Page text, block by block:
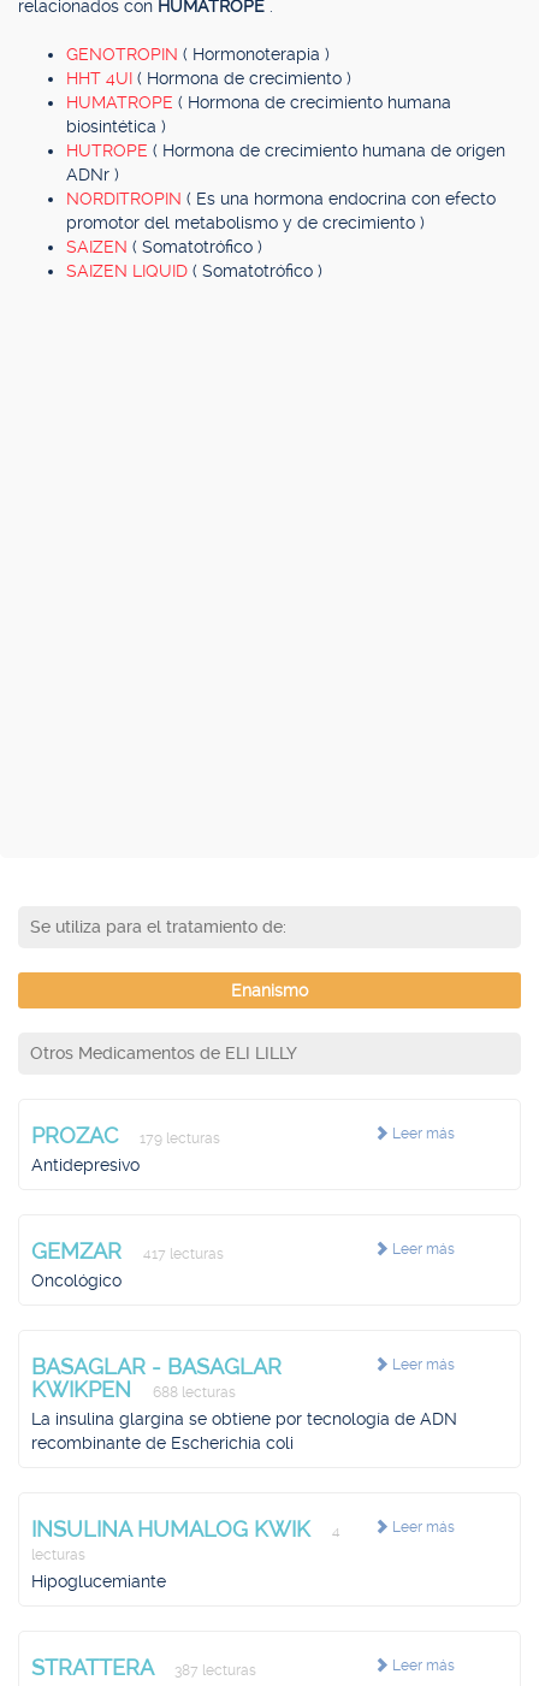
relacionados con HUMATROPE
GENOTROPIN ( Hormonoterapia )
HHT 4UI ( Hormona de crecimiento )
HUMATROPE ( Hormona de crecimiento humana
biosintética )
HUTROPE ( Hormona de crecimiento humana de origen
ADNr )
NORDITROPIN ( Es una hormona endocrina con efecto
promotor del metabolismo y de crecimiento )
SAIZEN ( Somatotrófico )
SAIZEN LIQUID ( Somatotrófico )
Se utiliza para el tratamiento de:
Enanismo
Otros Medicamentos de ELI LILLY
Leer más
PROZAC 179 lecturas
Antidepresivo
Leer más
GEMZAR 417 lecturas
Oncológico
Leer más
BASAGLAR - BASAGLAR
KWIKPEN
688 lecturas
La insulina glargina se obtiene por tecnología de ADN
recombinante de Escherichia coli
Leer más
INSULINA HUMALOG KWIK
4
lecturas
Hipoglucemiante
Leer más
STRATTERA 387 lecturas